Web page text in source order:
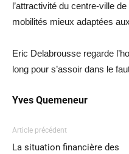
l’attractivité du centre-ville
mobilités mieux adaptées
Eric Delabrousse regarde
long pour s’assoir dans le
Yves Quemeneur
Article précédent
La situation financière des